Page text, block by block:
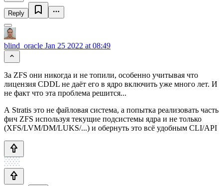
Reply
blind_oracle Jan 25 2022 at 08:49
За ZFS они никогда и не топили, особенно учитывая что
лицензия CDDL не даёт его в ядро включить уже много лет. И
не факт что эта проблема решится...
А Stratis это не файловая система, а попытка реализовать часть
фич ZFS используя текущие подсистемы ядра и не только
(XFS/LVM/DM/LUKS/...) и обернуть это всё удобным CLI/API